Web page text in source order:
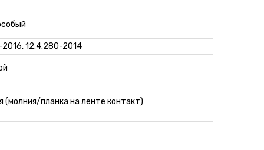
12.4.280-2014
(молния/планка на ленте контакт)